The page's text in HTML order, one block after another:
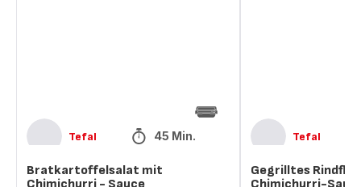
Tefal 45 Min.
Bratkartoffelsalat mit
Tefal
Gegrilltes